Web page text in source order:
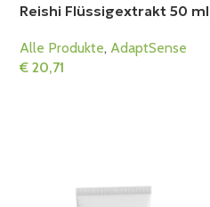
Reishi Flüssigextrakt 50 ml
Alle Produkte, AdaptSense
€ 20,71